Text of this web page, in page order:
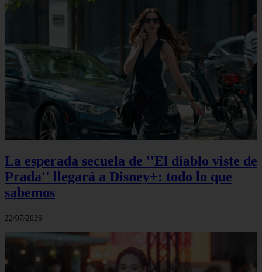
La esperada secuela de ''El diablo viste de
Prada'' llegará a Disney+: todo lo que
sabemos
22/07/2026